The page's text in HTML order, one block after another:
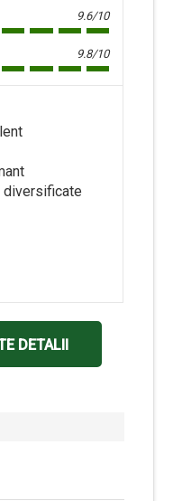
9.6/10
9.8/10
diversificate
DETALII